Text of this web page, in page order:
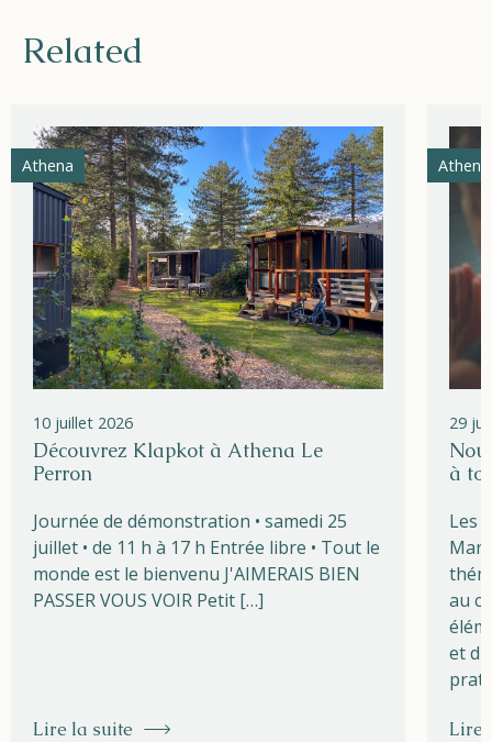
Related
Athena
10 juillet 2026
Découvrez Klapkot à Athena Le
Perron
Journée de démonstration • samedi 25
juillet • de 11 h à 17 h Entrée libre • Tout le
monde est le bienvenu J'AIMERAIS BIEN
PASSER VOUS VOIR Petit […]
Lire la suite
29
à
Les
au
et
Lire